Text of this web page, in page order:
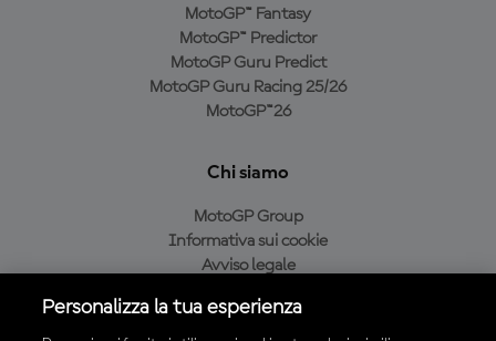
MotoGP™ Fantasy
MotoGP™ Predictor
MotoGP Guru Predict
MotoGP Guru Racing 25/26
MotoGP™26
Chi siamo
MotoGP Group
Informativa sui cookie
Avviso legale
Condizioni di acquisto
Personalizza la tua esperienza